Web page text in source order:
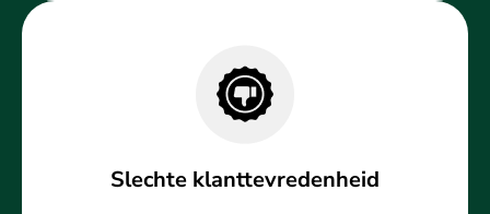
Slechte klanttevredenheid